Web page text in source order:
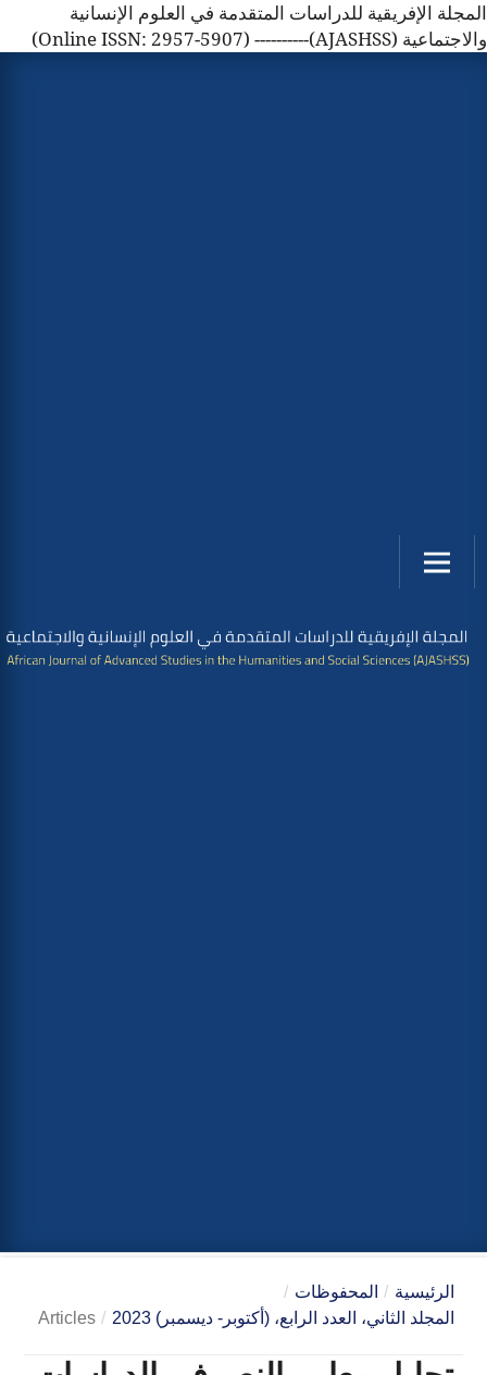
المجلة الإفريقية للدراسات المتقدمة في العلوم الإنسانية
والاجتماعية (AJASHSS)---------- (Online ISSN: 2957-5907)
الرئيسية / المحفوظات /
المجلد الثاني، العدد الرابع، (أكتوبر- ديسمبر) 2023
/
Articles